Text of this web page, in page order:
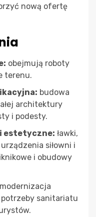
nową ofertę
obejmują roboty
terenu.
budowa
architektury
i podesty.
estetyczne: ławki,
siłowni i
i obudowy
modernizacja
sanitariatu